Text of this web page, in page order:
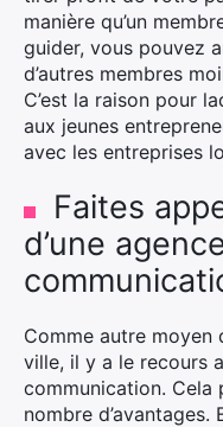
manière qu’un
guider, vous pouvez
d’autres membres
C’est la raison pour
aux jeunes
avec les entreprises
Faites
d’une
Comme autre
ville, il y a le recours
communication. Cela
nombre